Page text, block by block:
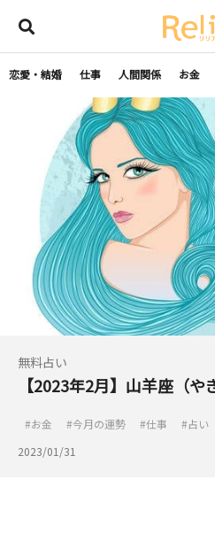
恋愛・結婚 仕事 人間関係 お金
無料占い
【2023年2月】山羊座（や
お金 今月の運勢 仕事 占い
2023/01/31